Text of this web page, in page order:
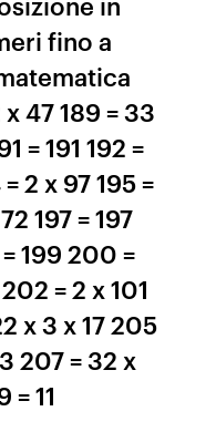
fino a
x 47 189 = 33
= 191 192 =
2 x 97 195 =
197 = 197
= 199 200 =
= 2 x 101
x 3 x 17 205
207 = 32 x
11